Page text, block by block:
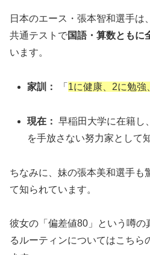
日本のエース・張本智和選手は
共通テストで国語・算数ともに
います。
家訓： 「 1に健康、2に勉強
現在： 早稲田大学に在籍し
を手放さない努力家として
ちなみに、妹の張本美和選手も
て知られています。
彼女の「偏差値80」という噂の
るルーティンについてはこちら